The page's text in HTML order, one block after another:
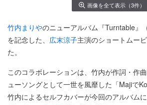
画像を全て表示（3件）
竹内まりやのニューアルバム『Turntable』
を記念した、 広末涼子主演のショートムー
た。
このコラボレーションは、竹内が作詞・作曲
ューソングとして一世を風靡した「Majiで
竹内によるセルフカバーが今回のアルバム